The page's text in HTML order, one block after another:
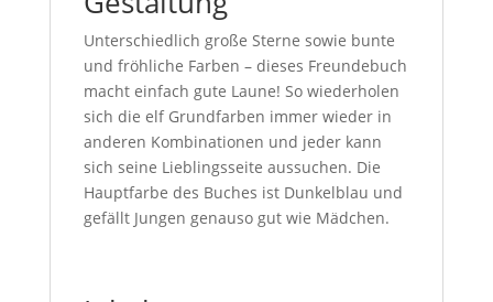
Unterschiedlich große Sterne sowie bunte
und fröhliche Farben – dieses Freundebuch
macht einfach gute Laune! So wiederholen
sich die elf Grundfarben immer wieder in
anderen Kombinationen und jeder kann
sich seine Lieblingsseite aussuchen. Die
Hauptfarbe des Buches ist Dunkelblau und
gefällt Jungen genauso gut wie Mädchen.